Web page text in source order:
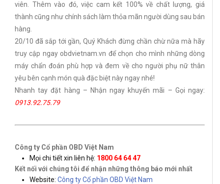
viên. Thêm vào đó, việc cam kết 100% về chất lượng, giá
thành cũng như chính sách làm thỏa mãn người dùng sau bán
hàng.
20/10 đã sắp tới gần, Quý Khách đừng chần chừ nữa mà hãy
truy cập ngay obdvietnam.vn để chọn cho mình những dòng
máy chẩn đoán phù hợp và đem về cho người phụ nữ thân
yêu bên cạnh món quà đặc biệt này ngay nhé!
Nhanh tay đặt hàng – Nhận ngay khuyến mãi – Gọi ngay:
0913.92.75.79
Công ty Cổ phần OBD Việt Nam
Mọi chi tiết xin liên hệ: 1800 64 64 47
Kết nối với chúng tôi để nhận những thông báo mới nhất
Website: Công ty Cổ phần OBD Việt Nam